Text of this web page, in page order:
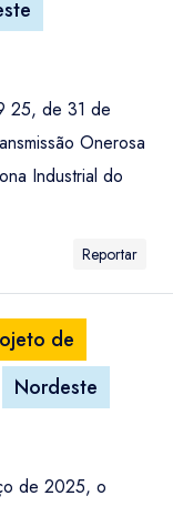
25, de 31 de
Onerosa
Industrial do
Reportar
de
Nordeste
de 2025, o